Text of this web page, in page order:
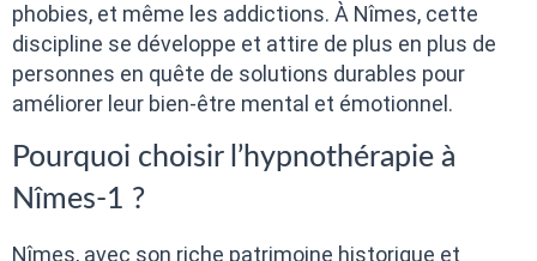
phobies, et même les addictions. À Nîmes, cette
discipline se développe et attire de plus en plus de
personnes en quête de solutions durables pour
améliorer leur bien-être mental et émotionnel.
Pourquoi choisir l’hypnothérapie à
Nîmes-1 ?
Nîmes, avec son riche patrimoine historique et